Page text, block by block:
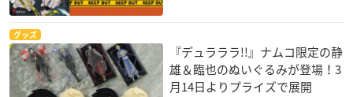
グッズ
『デュラララ!!』ナムコ限定の静
雄＆臨也のぬいぐるみが登場！3
月14日よりプライズで展開